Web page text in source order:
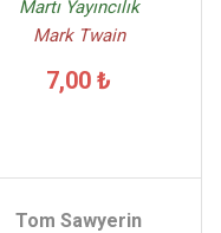
Martı Yayıncılık
Mark Twain
7,00 ₺
Tom Sawyerin